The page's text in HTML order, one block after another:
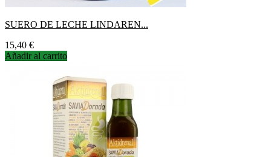
SUERO DE LECHE LINDAREN...
Precio
15,40 €
Añadir al carrito